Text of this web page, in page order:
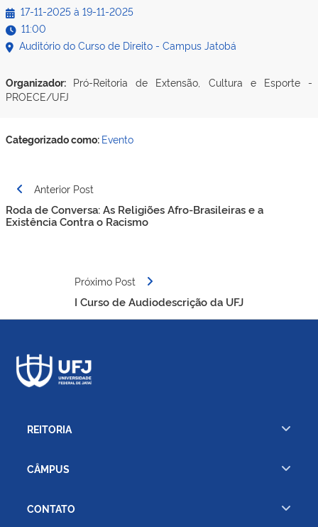
17-11-2025 à 19-11-2025
11:00
Auditório do Curso de Direito - Campus Jatobá
Organizador: Pró-Reitoria de Extensão, Cultura e Esporte -
PROECE/UFJ
Categorizado como: Evento
Navegação
de
Post
Anterior Post
Roda de Conversa: As Religiões Afro-Brasileiras e a
Existência Contra o Racismo
Próximo Post
I Curso de Audiodescrição da UFJ
REITORIA
CÂMPUS
CONTATO